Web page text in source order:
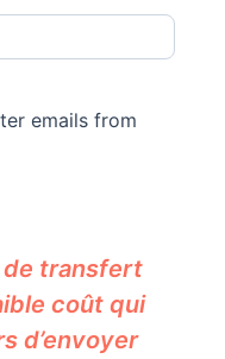
emails from
de transfert
coût qui
d’envoyer